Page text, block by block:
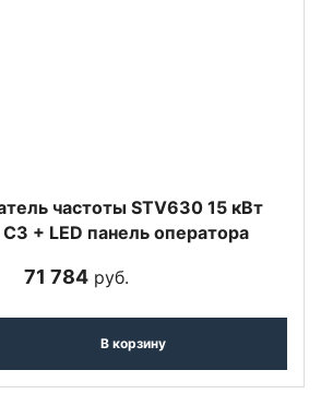
частоты STV630 15 кВт
+ LED панель оператора
71 784 руб.
В корзину